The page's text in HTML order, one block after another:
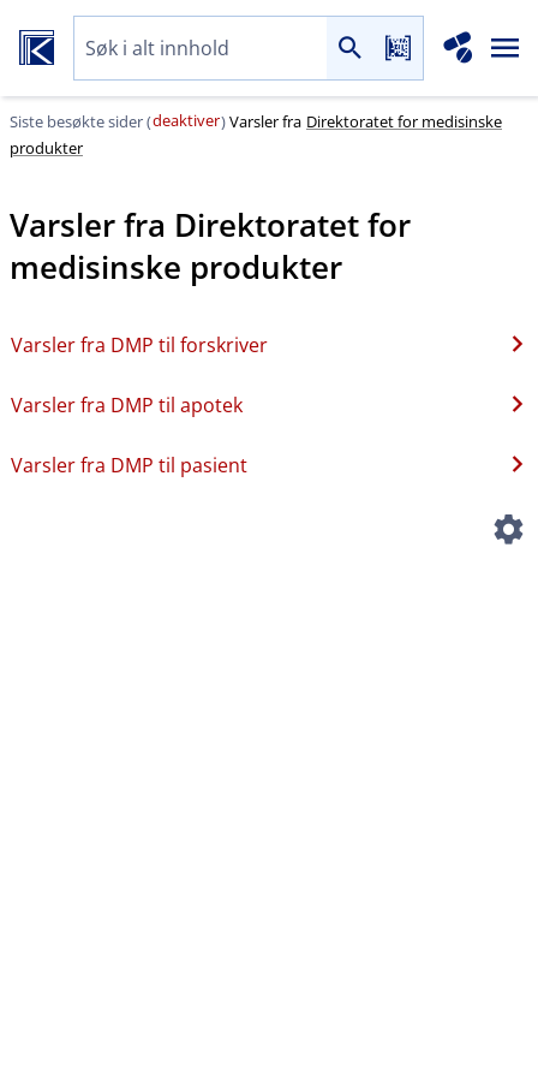
Siste besøkte sider (deaktiver)Varsler fra Direktoratet for medisinske
produkter
Varsler fra Direktoratet for
medisinske produkter
Varsler fra DMP til forskriver
Varsler fra DMP til apotek
Varsler fra DMP til pasient